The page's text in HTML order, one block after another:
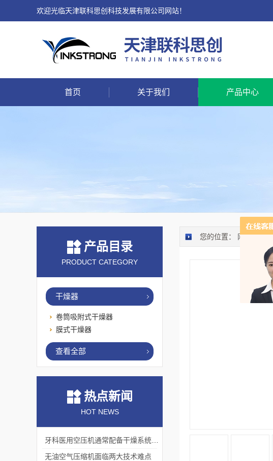
欢迎光临天津联科思创科技发展有限公司网站！
首页 关于我们 产品中心
您的位置： 网站首页
产品目录
PRODUCT CATEGORY
干燥器
卷筒吸附式干燥器
膜式干燥器
查看全部
热点新闻
HOT NEWS
无油空气压缩机面临两大技术难点